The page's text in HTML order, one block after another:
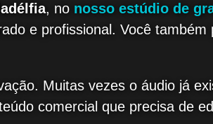
, no nosso estúdio de
e profissional. Você
Muitas vezes o áudio já
comercial que precisa de